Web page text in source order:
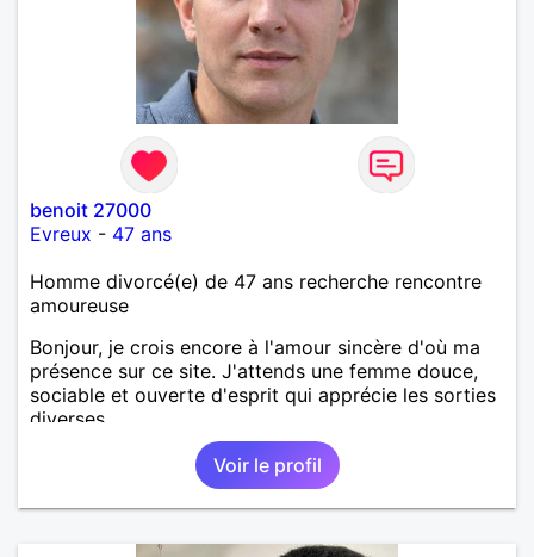
benoit 27000
Evreux - 47 ans
Homme divorcé(e) de 47 ans recherche rencontre
amoureuse
Bonjour, je crois encore à l'amour sincère d'où ma
présence sur ce site. J'attends une femme douce,
sociable et ouverte d'esprit qui apprécie les sorties
diverses.
Voir le profil